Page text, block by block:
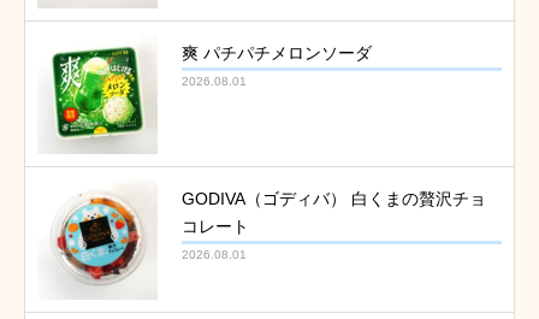
爽 パチパチメロンソーダ
2026.08.01
GODIVA（ゴディバ） 白くまの贅沢チョ
コレート
2026.08.01